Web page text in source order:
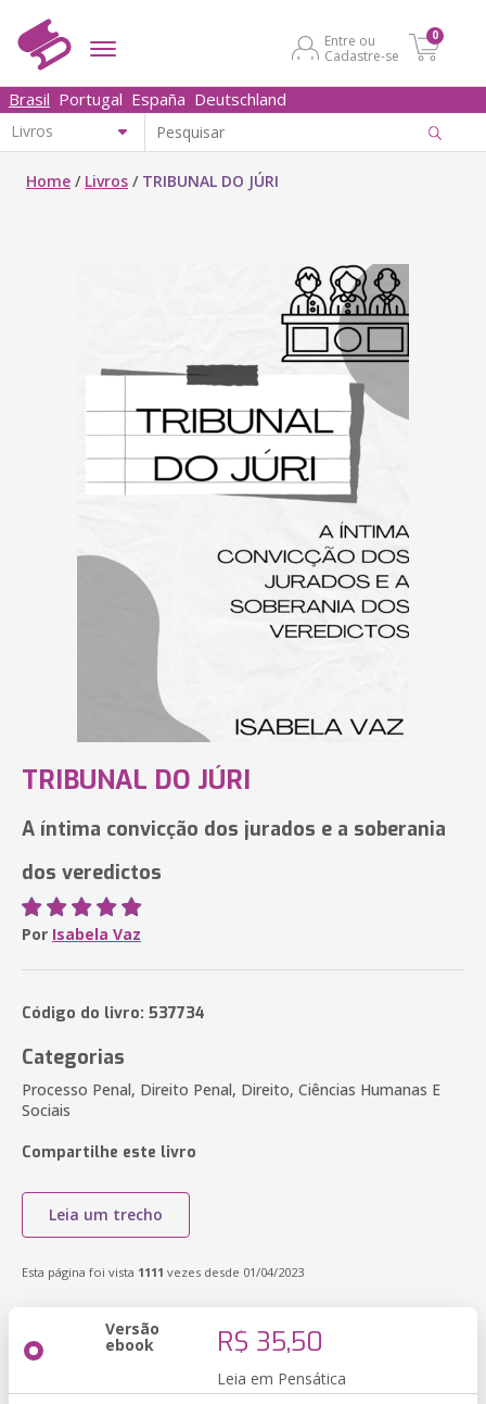
Entre ou
Cadastre-se
0
Brasil Portugal España Deutschland
Home / Livros / TRIBUNAL DO JÚRI
TRIBUNAL DO JÚRI
A íntima convicção dos jurados e a soberania
dos veredictos
Por Isabela Vaz
Código do livro: 537734
Categorias
Processo Penal, Direito Penal, Direito, Ciências Humanas E
Sociais
Compartilhe este livro
Leia um trecho
Esta página foi vista 1111 vezes desde 01/04/2023
Versão
ebook R$ 35,50
Leia em Pensática